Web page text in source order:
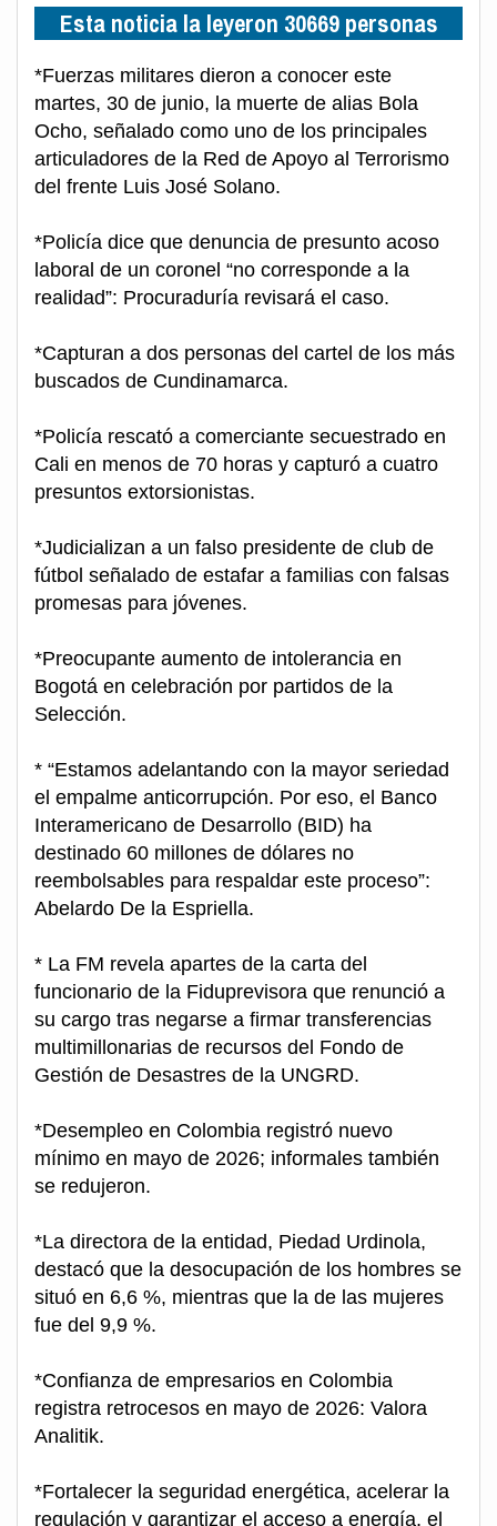
Esta noticia la leyeron 30669 personas
*Fuerzas militares dieron a conocer este
martes, 30 de junio, la muerte de alias Bola
Ocho, señalado como uno de los principales
articuladores de la Red de Apoyo al Terrorismo
del frente Luis José Solano.
*Policía dice que denuncia de presunto acoso
laboral de un coronel “no corresponde a la
realidad”: Procuraduría revisará el caso.
*Capturan a dos personas del cartel de los más
buscados de Cundinamarca.
*Policía rescató a comerciante secuestrado en
Cali en menos de 70 horas y capturó a cuatro
presuntos extorsionistas.
*Judicializan a un falso presidente de club de
fútbol señalado de estafar a familias con falsas
promesas para jóvenes.
*Preocupante aumento de intolerancia en
Bogotá en celebración por partidos de la
Selección.
* “Estamos adelantando con la mayor seriedad
el empalme anticorrupción. Por eso, el Banco
Interamericano de Desarrollo (BID) ha
destinado 60 millones de dólares no
reembolsables para respaldar este proceso”:
Abelardo De la Espriella.
* La FM revela apartes de la carta del
funcionario de la Fiduprevisora que renunció a
su cargo tras negarse a firmar transferencias
multimillonarias de recursos del Fondo de
Gestión de Desastres de la UNGRD.
*Desempleo en Colombia registró nuevo
mínimo en mayo de 2026; informales también
se redujeron.
*La directora de la entidad, Piedad Urdinola,
destacó que la desocupación de los hombres se
situó en 6,6 %, mientras que la de las mujeres
fue del 9,9 %.
*Confianza de empresarios en Colombia
registra retrocesos en mayo de 2026: Valora
Analitik.
*Fortalecer la seguridad energética, acelerar la
regulación y garantizar el acceso a energía, el